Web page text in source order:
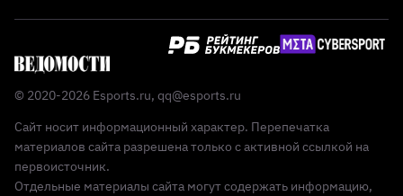
© 2020-2026 Esports.ru, qq@esports.ru
Сайт носит информационный характер. Перепечатка
материалов сайта разрешена только с активной ссылкой на
первоисточник.
Отдельные материалы сайта могут содержать информацию,